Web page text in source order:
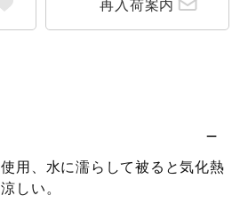
ーツ
再入荷案内
用、水に濡らして被ると気化熱
しい。